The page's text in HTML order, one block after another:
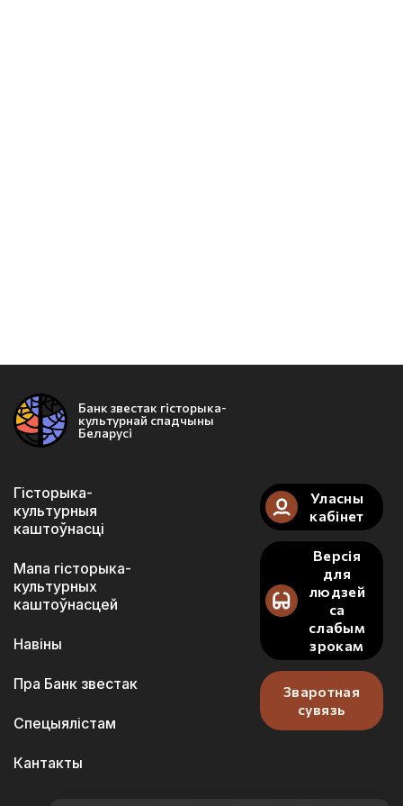
Банк звестак гісторыка-
культурнай спадчыны
Беларусі
Гісторыка-
культурныя
каштоўнасці
Мапа гісторыка-
культурных
каштоўнасцей
Навіны
Пра Банк звестак
Спецыялістам
Кантакты
Уласны
кабінет
Версія
для
людзей
са
слабым
зрокам
Зваротная
сувязь